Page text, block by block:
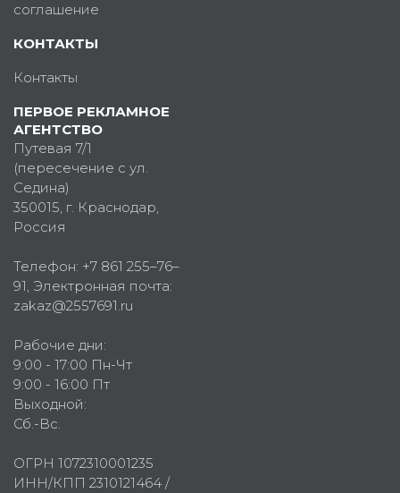
соглашение
КОНТАКТЫ
Контакты
ПЕРВОЕ РЕКЛАМНОЕ
АГЕНТСТВО
Путевая 7/1
(пересечение с ул.
Седина)
350015, г. Краснодар,
Россия
Телефон: +7 861 255–76–
91, Электронная почта:
zakaz@2557691.ru
Рабочие дни:
9:00 - 17:00 Пн-Чт
9:00 - 16:00 Пт
Выходной:
Сб.-Вс.
ОГРН 1072310001235
ИНН/КПП 2310121464 /